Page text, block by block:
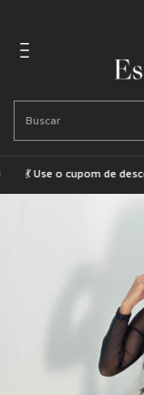
💃 Use o cupom de